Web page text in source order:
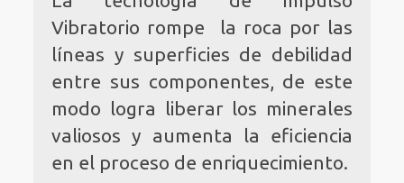
Vibratorio rompe la roca por las
líneas y superficies de debilidad
entre sus componentes, de este
modo logra liberar los minerales
valiosos y aumenta la eficiencia
en el proceso de enriquecimiento.